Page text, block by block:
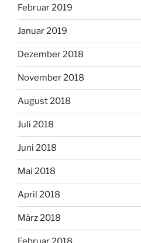
Februar 2019
Januar 2019
Dezember 2018
November 2018
August 2018
Juli 2018
Juni 2018
Mai 2018
April 2018
März 2018